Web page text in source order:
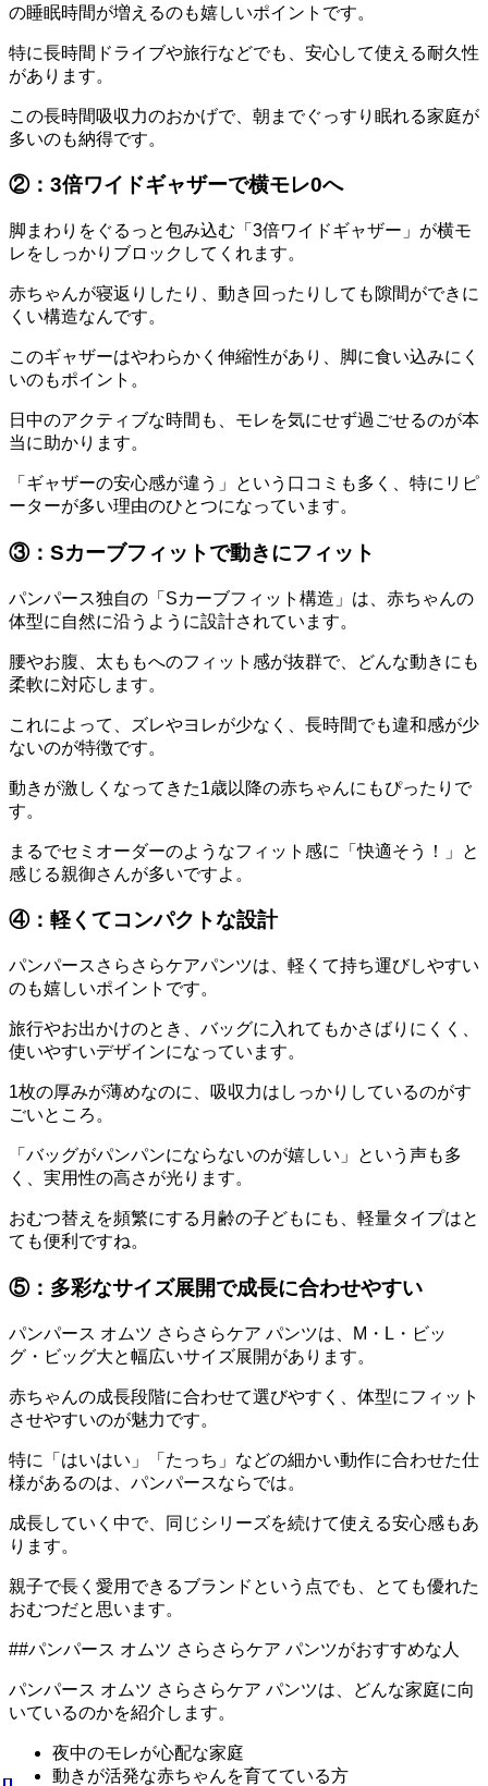
の睡眠時間が増えるのも嬉しいポイントです。
特に長時間ドライブや旅行などでも、安心して使える耐久性
があります。
この長時間吸収力のおかげで、朝までぐっすり眠れる家庭が
多いのも納得です。
②：3倍ワイドギャザーで横モレ0へ
脚まわりをぐるっと包み込む「3倍ワイドギャザー」が横モ
レをしっかりブロックしてくれます。
赤ちゃんが寝返りしたり、動き回ったりしても隙間ができに
くい構造なんです。
このギャザーはやわらかく伸縮性があり、脚に食い込みにく
いのもポイント。
日中のアクティブな時間も、モレを気にせず過ごせるのが本
当に助かります。
「ギャザーの安心感が違う」という口コミも多く、特にリピ
ーターが多い理由のひとつになっています。
③：Sカーブフィットで動きにフィット
パンパース独自の「Sカーブフィット構造」は、赤ちゃんの
体型に自然に沿うように設計されています。
腰やお腹、太ももへのフィット感が抜群で、どんな動きにも
柔軟に対応します。
これによって、ズレやヨレが少なく、長時間でも違和感が少
ないのが特徴です。
動きが激しくなってきた1歳以降の赤ちゃんにもぴったりで
す。
まるでセミオーダーのようなフィット感に「快適そう！」と
感じる親御さんが多いですよ。
④：軽くてコンパクトな設計
パンパースさらさらケアパンツは、軽くて持ち運びしやすい
のも嬉しいポイントです。
旅行やお出かけのとき、バッグに入れてもかさばりにくく、
使いやすいデザインになっています。
1枚の厚みが薄めなのに、吸収力はしっかりしているのがす
ごいところ。
「バッグがパンパンにならないのが嬉しい」という声も多
く、実用性の高さが光ります。
おむつ替えを頻繁にする月齢の子どもにも、軽量タイプはと
ても便利ですね。
⑤：多彩なサイズ展開で成長に合わせやすい
パンパース オムツ さらさらケア パンツは、M・L・ビッ
グ・ビッグ大と幅広いサイズ展開があります。
赤ちゃんの成長段階に合わせて選びやすく、体型にフィット
させやすいのが魅力です。
特に「はいはい」「たっち」などの細かい動作に合わせた仕
様があるのは、パンパースならでは。
成長していく中で、同じシリーズを続けて使える安心感もあ
ります。
親子で長く愛用できるブランドという点でも、とても優れた
おむつだと思います。
##パンパース オムツ さらさらケア パンツがおすすめな人
パンパース オムツ さらさらケア パンツは、どんな家庭に向
いているのかを紹介します。
夜中のモレが心配な家庭
動きが活発な赤ちゃんを育てている方